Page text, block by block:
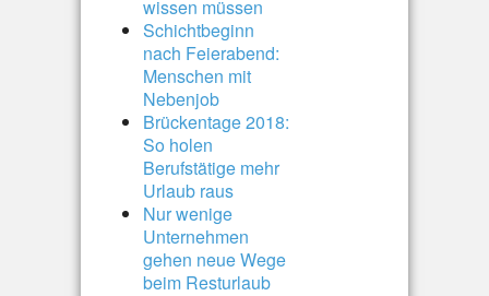
wissen müssen
Schichtbeginn
nach Feierabend:
Menschen mit
Nebenjob
Brückentage 2018:
So holen
Berufstätige mehr
Urlaub raus
Nur wenige
Unternehmen
gehen neue Wege
beim Resturlaub